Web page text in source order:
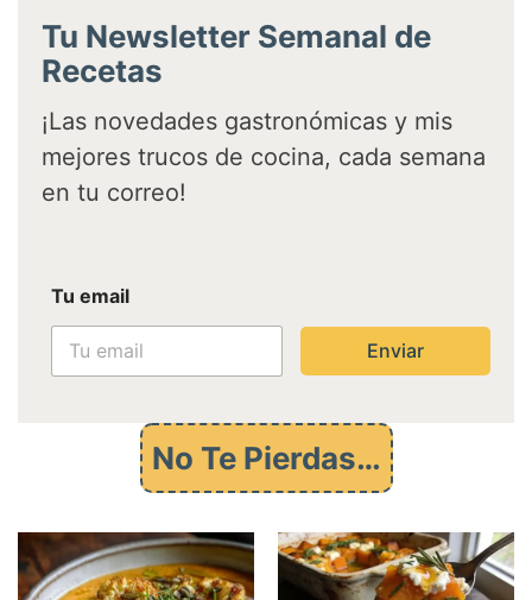
Tu Newsletter Semanal de
Recetas
¡Las novedades gastronómicas y mis
mejores trucos de cocina, cada semana
en tu correo!
u
T
Tu email
Enviar
No Te Pierdas…